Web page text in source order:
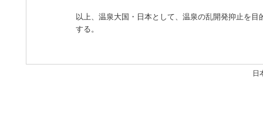
以上、温泉大国・日本として、温泉の乱開発抑止を
する。
日